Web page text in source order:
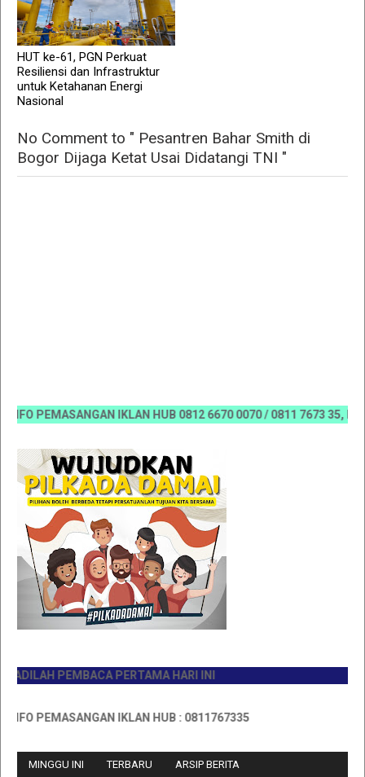
HUT ke-61, PGN Perkuat
Resiliensi dan Infrastruktur
untuk Ketahanan Energi
Nasional
No Comment to " Pesantren Bahar Smith di
Bogor Dijaga Ketat Usai Didatangi TNI "
PEMASANGAN IKLAN HUB 0812 6670 0070 / 0811 7673 35,
PEMBACA PERTAMA HARI INI
PEMASANGAN IKLAN HUB : 0811767335
MINGGU INI TERBARU ARSIP BERITA